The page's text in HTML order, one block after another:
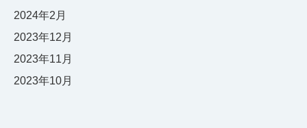
2024年2月
2023年12月
2023年11月
2023年10月